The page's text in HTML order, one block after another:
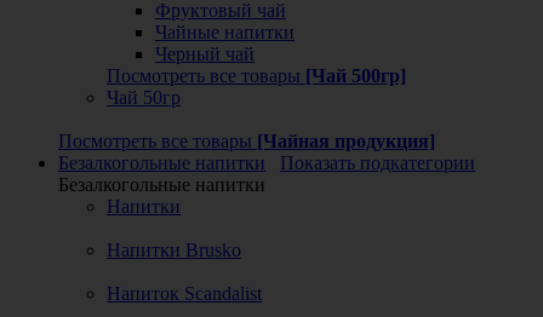
Фруктовый чай
Чайные напитки
Черный чай
Посмотреть все товары [Чай 500гр]
Чай 50гр
Посмотреть все товары [Чайная продукция]
Безалкогольные напитки
Показать подкатегории
Безалкогольные напитки
Напитки
Напитки Brusko
Напиток Scandalist